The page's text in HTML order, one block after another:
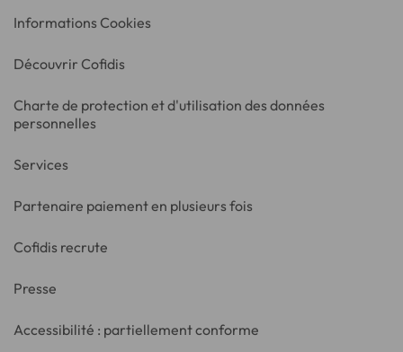
Informations Cookies
Découvrir Cofidis
Charte de protection et d'utilisation des données
personnelles
Services
Partenaire paiement en plusieurs fois
Cofidis recrute
Presse
Accessibilité : partiellement conforme